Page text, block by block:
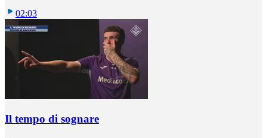
02:03
Il tempo di sognare